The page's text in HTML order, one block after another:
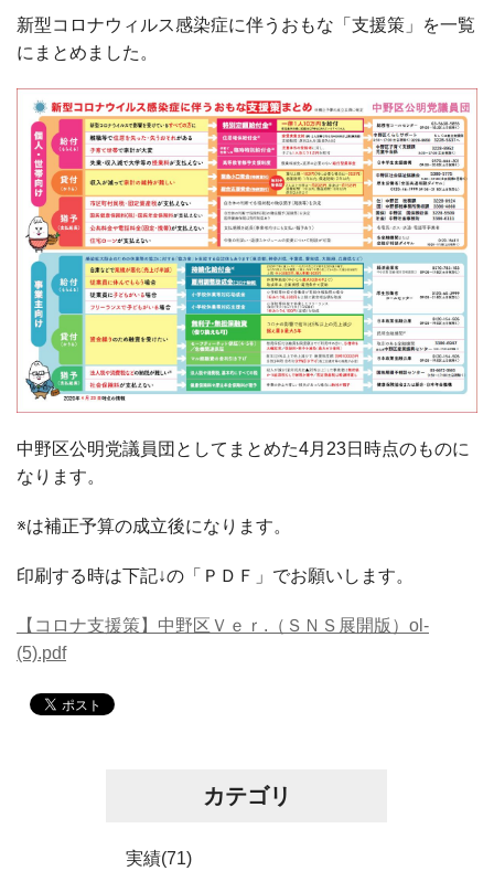
新型コロナウィルス感染症に伴うおもな「支援策」を一覧
にまとめました。
中野区公明党議員団としてまとめた4月23日時点のものに
なります。
※は補正予算の成立後になります。
印刷する時は下記↓の「ＰＤＦ」でお願いします。
【コロナ支援策】中野区Ｖｅｒ.（ＳＮＳ展開版）ol-
(5).pdf
カテゴリ
実績(71)